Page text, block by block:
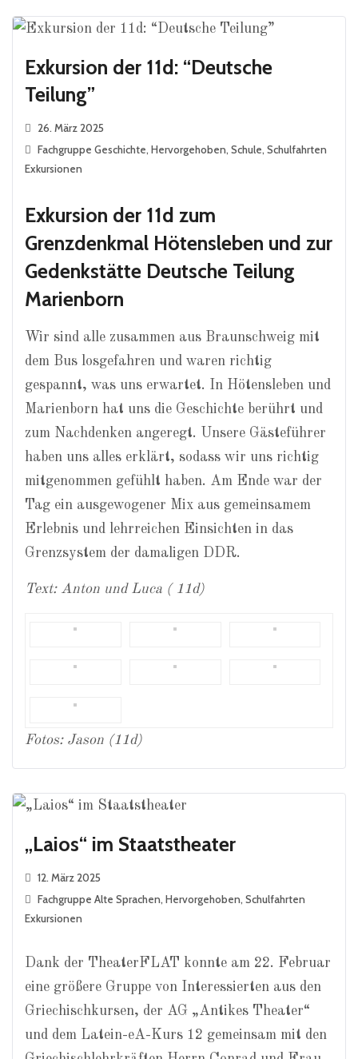
Exkursion der 11d: “Deutsche
Teilung”
26. März 2025
Fachgruppe Geschichte, Hervorgehoben, Schule, Schulfahrten
Exkursionen
Exkursion der 11d zum
Grenzdenkmal Hötensleben und zur
Gedenkstätte Deutsche Teilung
Marienborn
Wir sind alle zusammen aus Braunschweig mit
dem Bus losgefahren und waren richtig
gespannt, was uns erwartet. In Hötensleben und
Marienborn hat uns die Geschichte berührt und
zum Nachdenken angeregt. Unsere Gästeführer
haben uns alles erklärt, sodass wir uns richtig
mitgenommen gefühlt haben. Am Ende war der
Tag ein ausgewogener Mix aus gemeinsamem
Erlebnis und lehrreichen Einsichten in das
Grenzsystem der damaligen DDR.
Text: Anton und Luca ( 11d)
Fotos: Jason (11d)
„Laios“ im Staatstheater
12. März 2025
Fachgruppe Alte Sprachen, Hervorgehoben, Schulfahrten
Exkursionen
Dank der TheaterFLAT konnte am 22. Februar
eine größere Gruppe von Interessierten aus den
Griechischkursen, der AG „Antikes Theater“
und dem Latein-eA-Kurs 12 gemeinsam mit den